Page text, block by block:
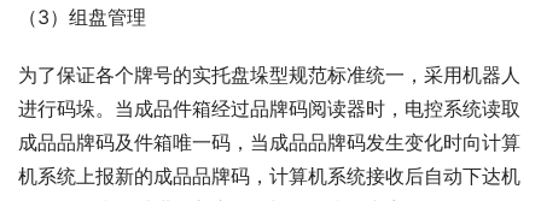
（3）组盘管理
为了保证各个牌号的实托盘垛型规范标准统一，采用机器人
进行码垛。当成品件箱经过品牌码阅读器时，电控系统读取
成品品牌码及件箱唯一码，当成品品牌码发生变化时向计算
机系统上报新的成品品牌码，计算机系统接收后自动下达机